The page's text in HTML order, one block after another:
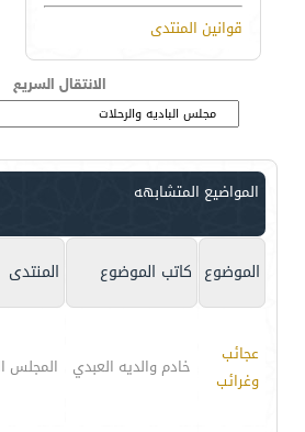
قوانين المنتدى
الانتقال السريع
المواضيع المتشابهه
الموضوع كاتب الموضوع المنتدى
عجائب
وغرائب
خادم والديه العبدي المجلس